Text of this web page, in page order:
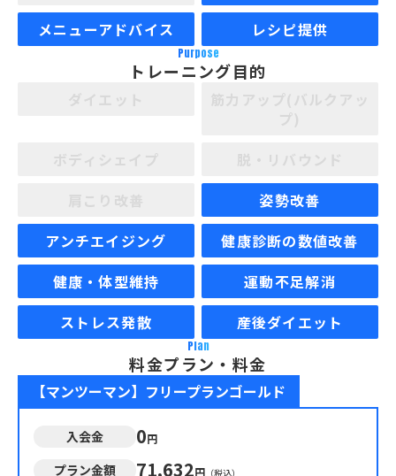
メニューアドバイス
レシピ提供
Purpose
トレーニング目的
姿勢改善
アンチエイジング
健康診断の数値改善
健康・体型維持
運動不足解消
ストレス発散
産後ダイエット
Plan
料金プラン・料金
【マンツーマン】フリープランゴールド
入会金 0円
プラン金額 71,632円 （税込）